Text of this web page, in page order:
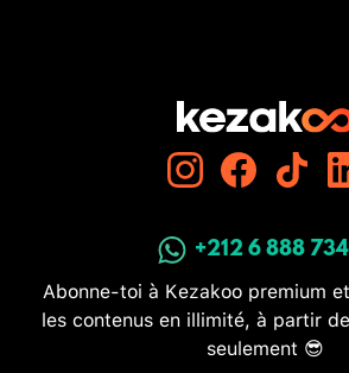
+212 6 888
Abonne-toi à Kezakoo premium
les contenus en illimité, à partir de
seulement 😎